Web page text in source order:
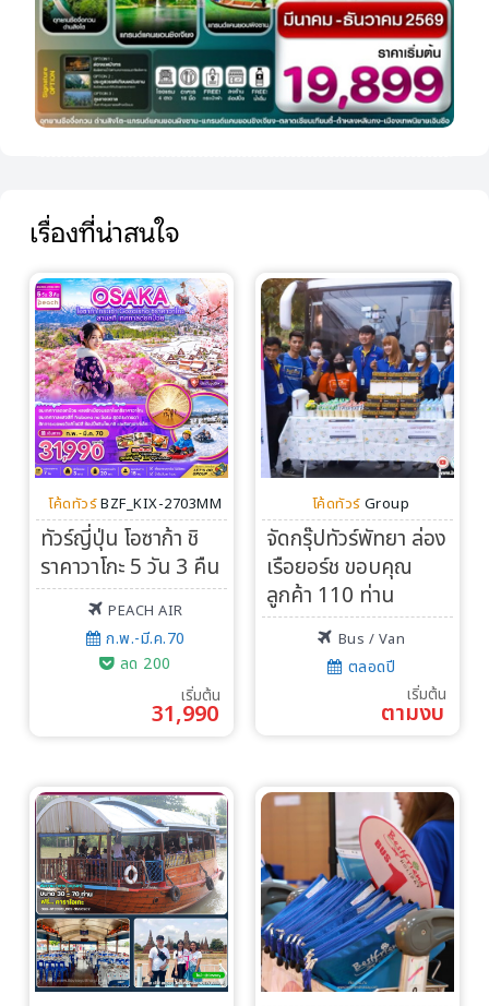
เรื่องที่น่าสนใจ
โค้ดทัวร์ BZF_KIX-2703MM
ทัวร์ญี่ปุ่น โอซาก้า ชิ
ราคาวาโกะ 5 วัน 3 คืน
PEACH AIR
ก.พ.-มี.ค.70
ลด 200
เริ่มต้น
31,990
โค้ดทัวร์ Group
จัดกรุ๊ปทัวร์พัทยา ล่อง
เรือยอร์ช ขอบคุณ
ลูกค้า 110 ท่าน
Bus / Van
ตลอดปี
เริ่มต้น
ตามงบ